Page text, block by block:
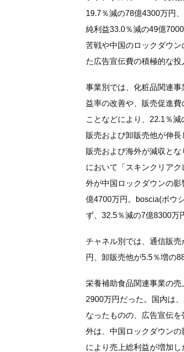
19.7％減の78億4300万円
純利益33.0％減の49億
苦戦や中国のロックダウ
た広告宣伝費の積極的な投
事業別では、化粧品関連
益率の改善や、販売促進
ことなどにより、22.1％
販売および卸販売他が伸
販売および海外が減収と
において「スキンクリア
外が中国ロックダウンの
億4700万円。boscia(ボウ
ず、32.5％減の7億8300万
チャネル別では、通信販
円、卸販売他が5.5％増の
栄養補助食品関連事業の
2900万円だった。国内は
なったものの、広告宣伝
外は、中国ロックダウン
により売上総利益が増加